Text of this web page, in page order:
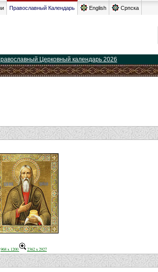
Православный Календарь English Српска
Церковный календарь 2026
968 x 1200 2362 x 2927